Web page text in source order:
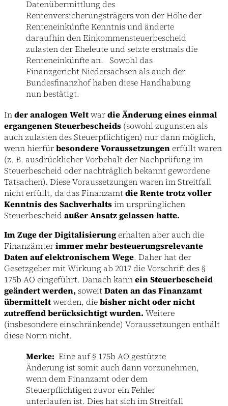
Datenübermittlung des
Rentenversicherungsträgers von der Höhe der
Renteneinkünfte Kenntnis und änderte
daraufhin den Einkommensteuerbescheid
zulasten der Eheleute und setzte erstmals die
Renteneinkünfte an. Sowohl das
Finanzgericht Niedersachsen als auch der
Bundesfinanzhof haben diese Handhabung
nun bestätigt.
Inder analogen Weltwardie Änderung eines einmal
ergangenen Steuerbescheids (sowohl zugunsten als
auch zulasten des Steuerpflichtigen) nur dann möglich,
wenn hierfürbesondere Voraussetzungen erfüllt waren
(z. B. ausdrücklicher Vorbehalt der Nachprüfung im
Steuerbescheid oder nachträglich bekannt gewordene
Tatsachen). Diese Voraussetzungen waren im Streitfall
nicht erfüllt, da das Finanzamtdie Rente trotz voller
Kenntnis des Sachverhaltsim ursprünglichen
Steuerbescheidaußer Ansatz gelassen hatte.
Im Zuge der Digitalisierungerhalten aber auch die
Finanzämterimmer mehr besteuerungsrelevante
Daten auf elektronischem Wege. Daher hat der
Gesetzgeber mit Wirkung ab 2017 die Vorschrift des §
175b AO eingeführt. Danach kannein Steuerbescheid
geändert werden, soweitDaten an das Finanzamt
übermitteltwerden, diebisher nicht oder nicht
zutreffend berücksichtigt wurden. Weitere
(insbesondere einschränkende) Voraussetzungen enthält
diese Norm nicht.
Merke: Eine auf § 175b AO gestützte
Änderung ist somit auch dann vorzunehmen,
wenn dem Finanzamt oder dem
Steuerpflichtigen zuvor ein Fehler
unterlaufen ist. Dies hat sich im Streitfall